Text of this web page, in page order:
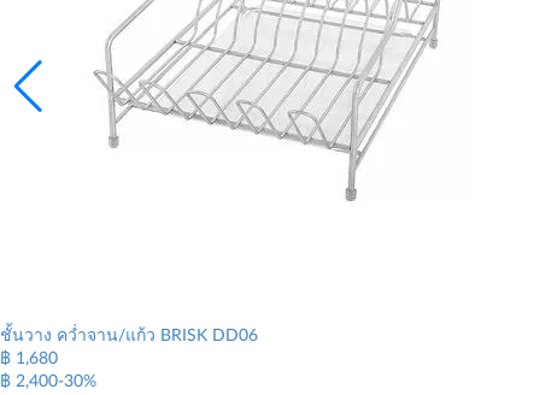
ชั้นวาง คว่ำจาน/แก้ว BRISK DD06
฿ 1,680
฿ 2,400-30%